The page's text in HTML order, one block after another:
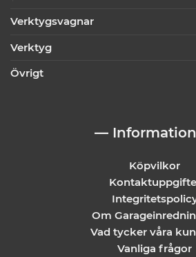
Verktygsvagnar
Verktyg
Övrigt
—
Köpvilkor
Om
Vad tycker våra
Vanliga frågor